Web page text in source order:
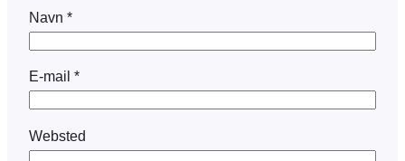
Navn *
E-mail *
Websted